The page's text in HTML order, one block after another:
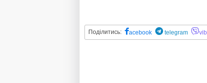
Поділитись: acebook telegram